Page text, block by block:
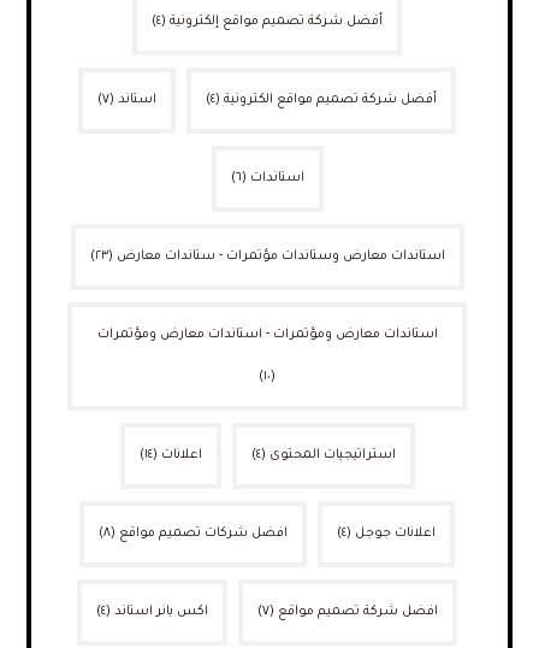
أفضل شركة تصميم مواقع إلكترونية (٤)
أفضل شركة تصميم مواقع الكترونية (٤) استاند (٧)
استاندات (٦)
استاندات معارض وستاندات مؤتمرات - ستاندات معارض (٢٣)
استاندات معارض ومؤتمرات - استاندات معارض ومؤتمرات
(١٠)
استراتيجيات المحتوى (٤) اعلانات (١٤)
اعلانات جوجل (٤) افضل شركات تصميم مواقع (٨)
افضل شركة تصميم مواقع (٧) اكس بانر استاند (٤)